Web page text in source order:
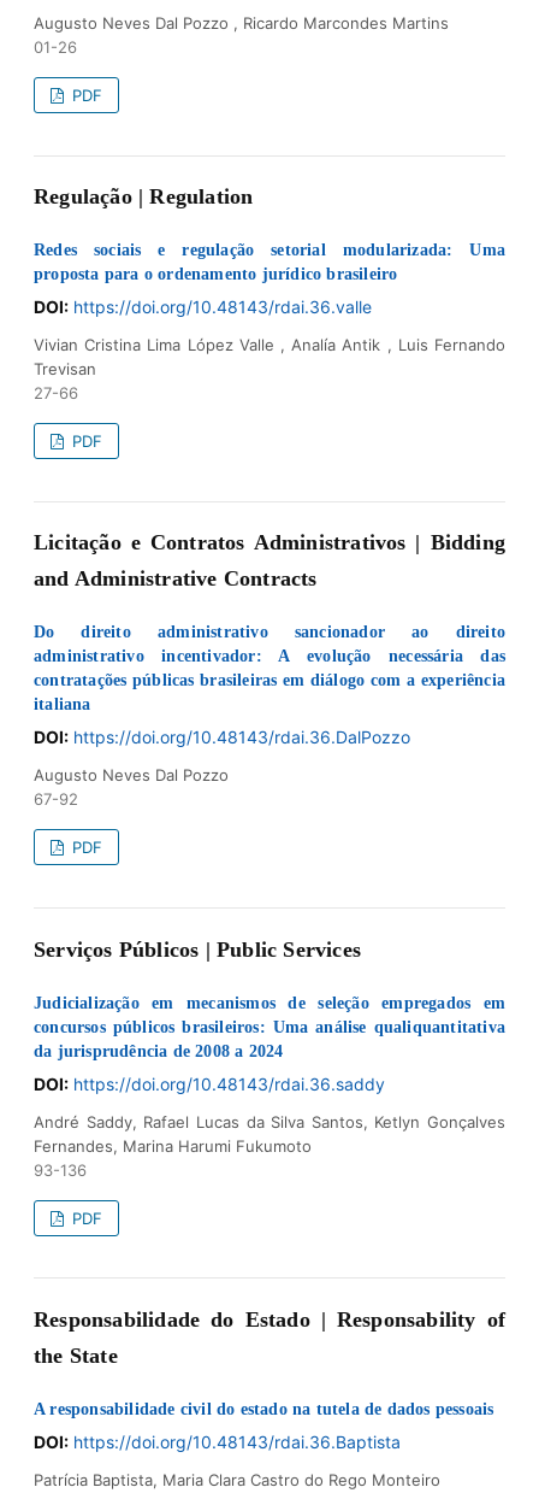
Augusto Neves Dal Pozzo , Ricardo Marcondes Martins
01-26
PDF
Regulação | Regulation
Redes sociais e regulação setorial modularizada: Uma
proposta para o ordenamento jurídico brasileiro
DOI: https://doi.org/10.48143/rdai.36.valle
Vivian Cristina Lima López Valle , Analía Antik , Luis Fernando
Trevisan
27-66
PDF
Licitação e Contratos Administrativos | Bidding
and Administrative Contracts
Do direito administrativo sancionador ao direito
administrativo incentivador: A evolução necessária das
contratações públicas brasileiras em diálogo com a experiência
italiana
DOI: https://doi.org/10.48143/rdai.36.DalPozzo
Augusto Neves Dal Pozzo
67-92
PDF
Serviços Públicos | Public Services
Judicialização em mecanismos de seleção empregados em
concursos públicos brasileiros: Uma análise qualiquantitativa
da jurisprudência de 2008 a 2024
DOI: https://doi.org/10.48143/rdai.36.saddy
André Saddy, Rafael Lucas da Silva Santos, Ketlyn Gonçalves
Fernandes, Marina Harumi Fukumoto
93-136
PDF
Responsabilidade do Estado | Responsability of
the State
A responsabilidade civil do estado na tutela de dados pessoais
DOI: https://doi.org/10.48143/rdai.36.Baptista
Patrícia Baptista, Maria Clara Castro do Rego Monteiro